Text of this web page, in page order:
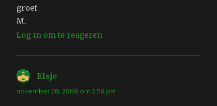
groet
M.
Log in om te reageren
Elsje
november 28, 2008 om 2:58 pm